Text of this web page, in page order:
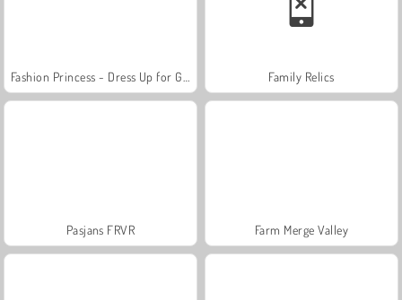
Family Relics
Pasjans FRVR Farm Merge Valley